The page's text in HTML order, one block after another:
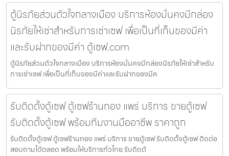
ตู้นิรภัยส่วนตัวใจกลางเมือง บริการห้องมั่นคงมีกล่อง
นิรภัยให้เช่าสำหรับการเช่าเซฟ เพื่อเป็นที่เก็บของมีค่า
และรับฝากของมีค่า ตู้เซฟ.com
ตู้นิรภัยส่วนตัวใจกลางเมือง บริการห้องมั่นคงมีกล่องนิรภัยให้เช่าสำหรับ
การเช่าเซฟ เพื่อเป็นที่เก็บของมีค่าและรับฝากของมีค
รับติดตั้งตู้เซฟ ตู้เซฟร้านทอง แพร่ บริการ ขายตู้เซฟ
รับติดตั้งตู้เซฟ พร้อมทีมงานมืออาชีพ ราคาถูก
รับติดตั้งตู้เซฟ ตู้เซฟร้านทอง แพร่ บริการ ขายตู้เซฟ รับติดตั้งตู้เซฟ ติดต่อ
สอบถามได้ตลอด พร้อมให้บริการทั่วไทย รับติดตั